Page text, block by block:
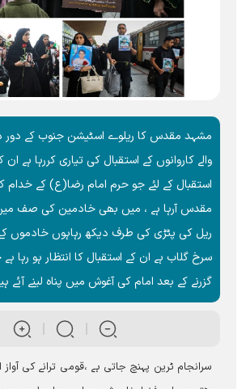
مشہد مقدس کا ریلوے اسٹیشن جنوب کے دور
والے کاروانوں کے استقبال کی تیاری کررہا ہے ان
استقبال کے لئے جو حرم امام رضا(ع) کے
مقدس آرہا ہے ، میں بھی خادمین کی صف میں
ریل کی پٹڑی کی طرف دیکھ رہاہوں خادموں
سرخ گلاب ہے ان کے استقبال کا انتظار ہو رہا
گزرنے کے بعد امام کی آغوش میں پناہ لینے آئے
سرانجام ٹرین پہنچ جاتی ہے ،قومی ترانے کی